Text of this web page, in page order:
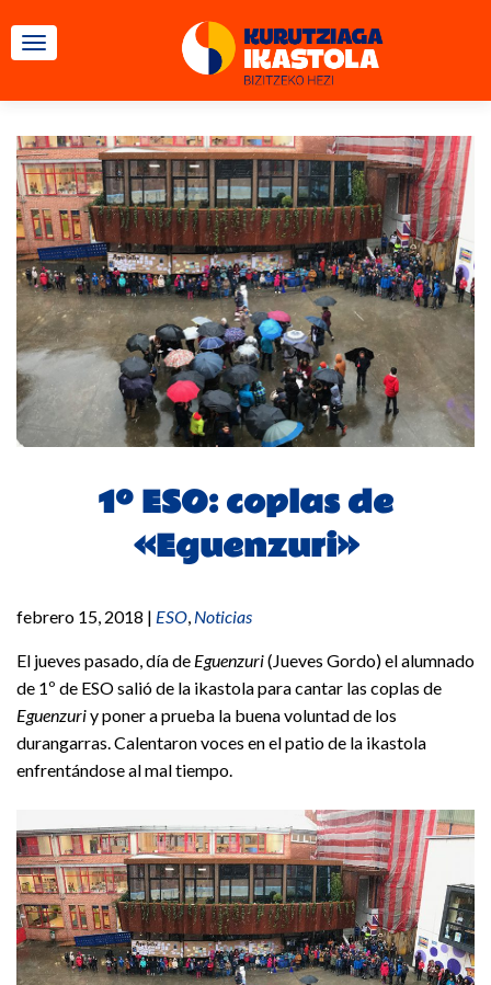
CAMBIAR NAVEGACIÓN
1º ESO: coplas de
«Eguenzuri»
febrero 15, 2018 | ESO, Noticias
El jueves pasado, día de Eguenzuri(Jueves Gordo) el alumnado
de 1º de ESO salió de la ikastola para cantar las coplas de
Eguenzuriy poner a prueba la buena voluntad de los
durangarras. Calentaron voces en el patio de la ikastola
enfrentándose al mal tiempo.